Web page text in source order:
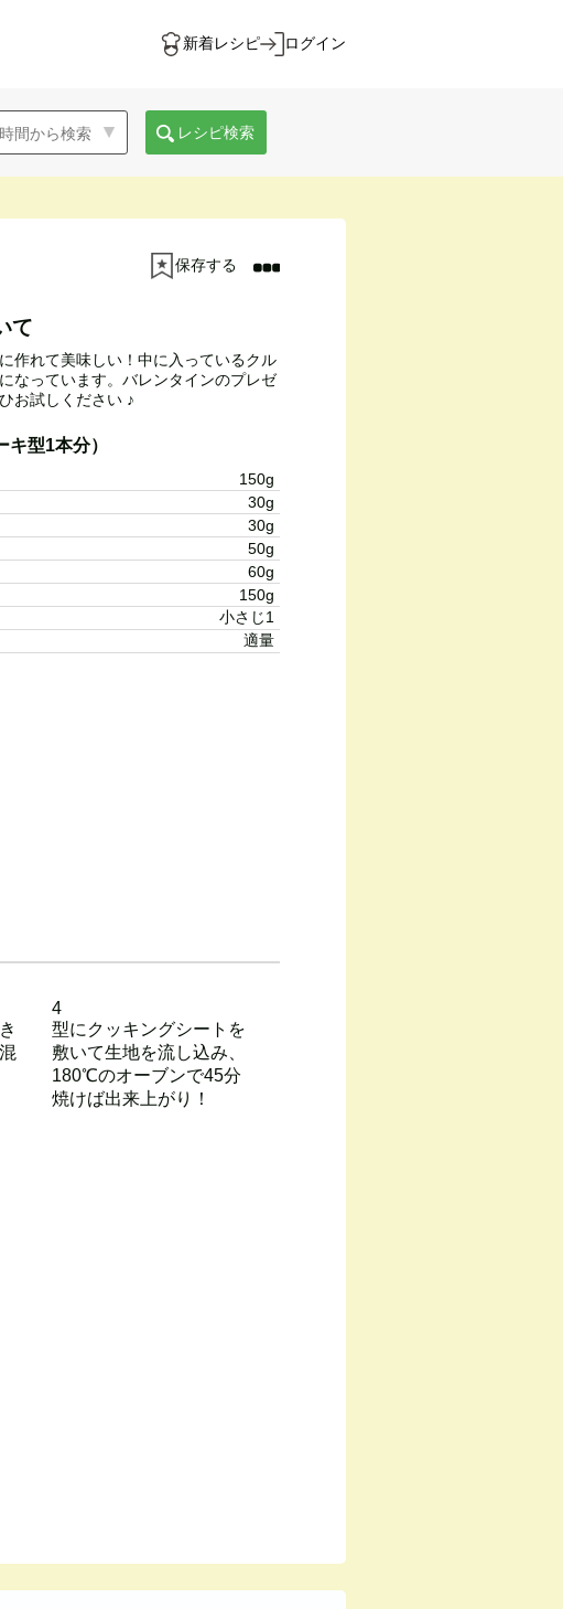
新着レシピ ログイン
レシピ検索
保存する
て
作れて美味しい！中に入っているクル
なっています。バレンタインのプレゼ
お試しください ♪
型1本分）
150g
30g
30g
50g
60g
150g
小さじ1
適量
4
型にクッキングシートを
敷いて生地を流し込み、
180℃のオーブンで45分
焼けば出来上がり！